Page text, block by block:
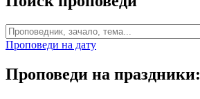
Проповеди на дату
Проповеди на праздники: